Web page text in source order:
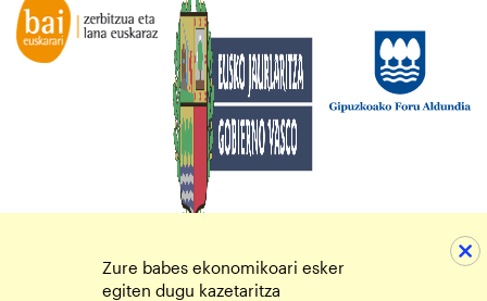
Zure babes ekonomikoari esker
egiten dugu kazetaritza